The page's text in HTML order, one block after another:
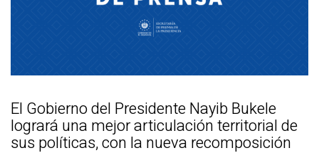
El Gobierno del Presidente Nayib Bukele
logrará una mejor articulación territorial de
sus políticas, con la nueva recomposición